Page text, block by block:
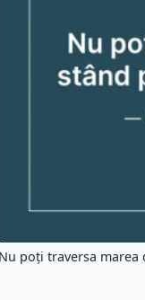
Nu poți traversa marea